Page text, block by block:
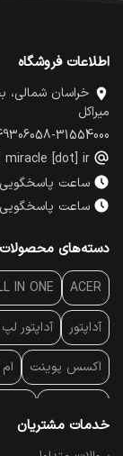
اطلاعات فروشگاه
خراسان شمالی،
میراکل
058-31554000
[dot] ir
ساعت پاسخگویی صبح 8:30
ساعت پاسخگویی عصر
دسته‌های محصولات
ACER
IN ONE
آداپتور آداپتور
اکسس پوینت
پایه سقفی
خدمات مشتریان